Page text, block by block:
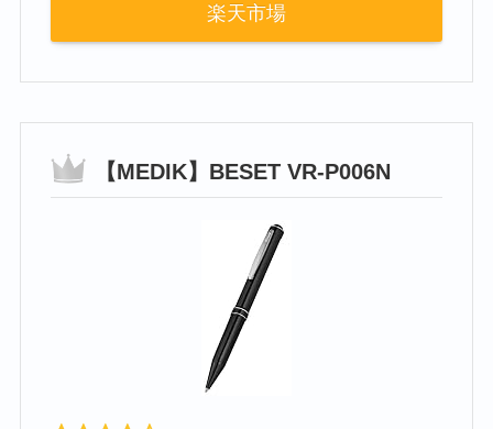
楽天市場
【MEDIK】BESET VR-P006N